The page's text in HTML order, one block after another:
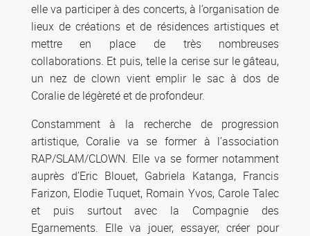
elle va participer à des concerts, à l’organisation de
lieux de créations et de résidences artistiques et
mettre en place de très nombreuses
collaborations. Et puis, telle la cerise sur le gâteau,
un nez de clown vient emplir le sac à dos de
Coralie de légèreté et de profondeur.
Constamment à la recherche de progression
artistique, Coralie va se former à l’association
RAP/SLAM/CLOWN. Elle va se former notamment
auprès d’Eric Blouet, Gabriela Katanga, Francis
Farizon, Elodie Tuquet, Romain Yvos, Carole Talec
et puis surtout avec la Compagnie des
Egarnements. Elle va jouer, essayer, créer pour